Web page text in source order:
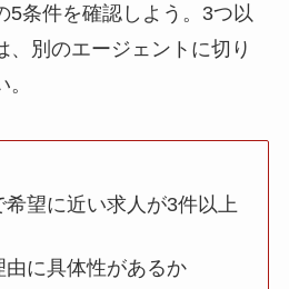
5条件を確認しよう。3つ以
、別のエージェントに切り
望に近い求人が3件以上
に具体性があるか